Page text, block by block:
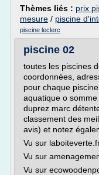
Thèmes liés : prix
mesure / piscine
piscine leclerc
piscine 02
toutes les piscines
coordonnées,
pour chaque
aquatique o
duprez marc
classement des
avis) et notez
Vu sur
Vu sur
Vu sur